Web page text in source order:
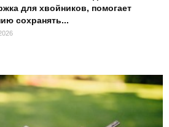
для хвойников, помогает
сохранять...